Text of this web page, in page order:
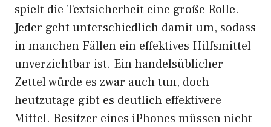
spielt die Textsicherheit eine große Rolle.
Jeder geht unterschiedlich damit um, sodass
in manchen Fällen ein effektives Hilfsmittel
unverzichtbar ist. Ein handelsüblicher
Zettel würde es zwar auch tun, doch
heutzutage gibt es deutlich effektivere
Mittel. Besitzer eines iPhones müssen nicht